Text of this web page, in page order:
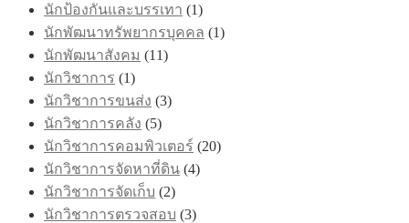
นักป้องกันและบรรเทา (1)
นักพัฒนาทรัพยากรบุคคล (1)
นักพัฒนาสังคม (11)
นักวิชาการ (1)
นักวิชาการขนส่ง (3)
นักวิชาการคลัง (5)
นักวิชาการคอมพิวเตอร์ (20)
นักวิชาการจัดหาที่ดิน (4)
นักวิชาการจัดเก็บ (2)
นักวิชาการตรวจสอบ (3)